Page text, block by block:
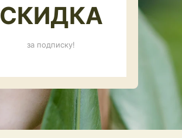
СКИДКА
за подписку!